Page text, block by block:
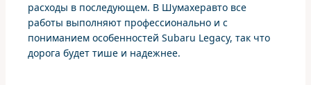
расходы в последующем. В Шумахеравто все
работы выполняют профессионально и с
пониманием особенностей Subaru Legacy, так что
дорога будет тише и надежнее.